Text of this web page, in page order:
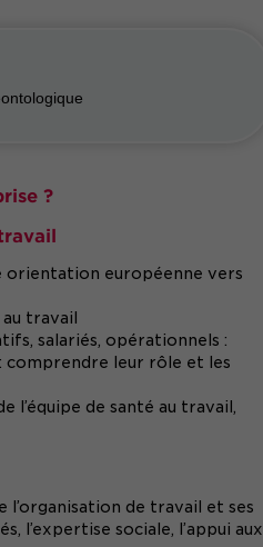
?
orientation européenne vers
travail
salariés, opérationnels :
comprendre leur rôle et les
l’équipe de santé au travail,
l’organisation de travail et ses
l’expertise sociale, l’appui aux